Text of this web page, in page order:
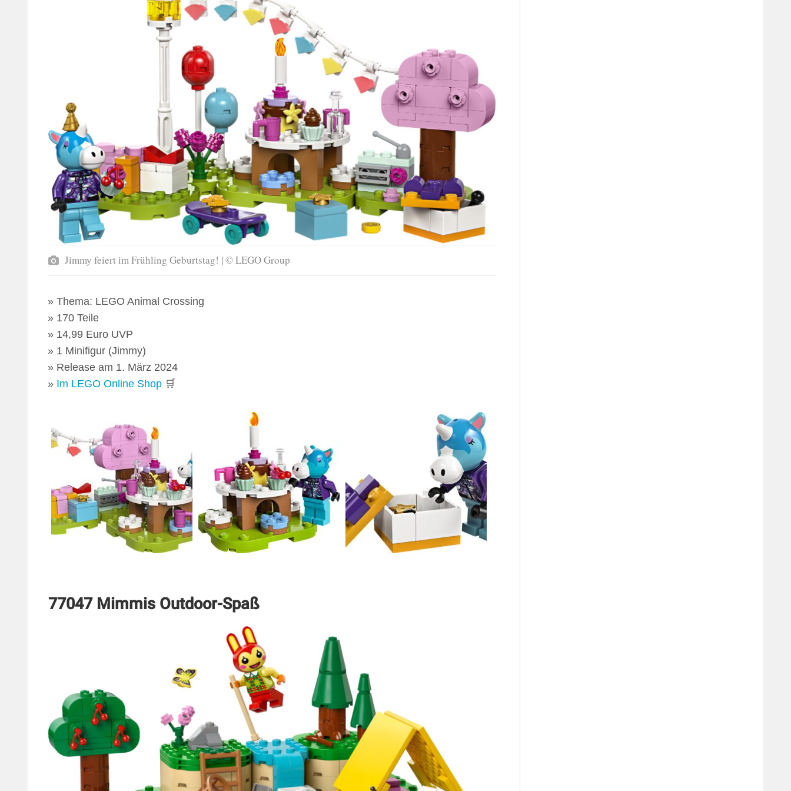
Jimmy feiert im Frühling Geburtstag! | © LEGO Group
Thema: LEGO Animal Crossing
170 Teile
14,99 Euro UVP
1 Minifigur (Jimmy)
Release am 1. März 2024
Im LEGO Online Shop 🛒
77047 Mimmis Outdoor-Spaß